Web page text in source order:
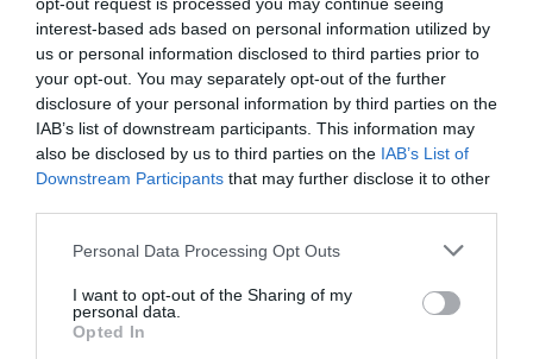
interest-based ads based on personal information utilized by
us or personal information disclosed to third parties prior to
your opt-out. You may separately opt-out of the further
disclosure of your personal information by third parties on the
IAB’s list of downstream participants. This information may
also be disclosed by us to third parties on the IAB’s List of
Downstream Participants that may further disclose it to other
Please note that this website/app uses one or more Google
not limited to your visit or usage behaviour. You may click to
grant or deny consent to Google and its third-party tags to
use your data for below specified purposes in below Google
Personal Data Processing Opt Outs
I want to opt-out of the Sharing of my
personal data.
Opted In
Zélandra betelepített kerti
csigákkal, azok ugyanis
olyanok, mint a
évente több ezer utódjuk
születik, és rövid az életük.
Kath Walker , a minisztérium vezető tanácsadója
fejlesztettek ki a nyakukon, így a héjukban
maradhatnak párosodás és tojásrakás közben.